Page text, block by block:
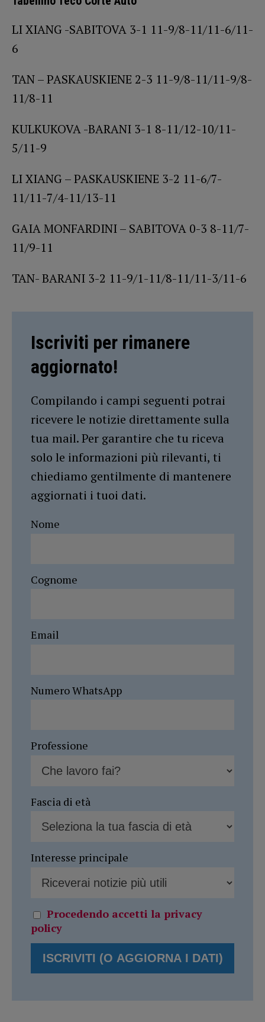
LI XIANG -SABITOVA 3-1 11-9/8-11/11-6/11-
6
TAN – PASKAUSKIENE 2-3 11-9/8-11/11-9/8-
11/8-11
KULKUKOVA -BARANI 3-1 8-11/12-10/11-
5/11-9
LI XIANG – PASKAUSKIENE 3-2 11-6/7-
11/11-7/4-11/13-11
GAIA MONFARDINI – SABITOVA 0-3 8-11/7-
11/9-11
TAN- BARANI 3-2 11-9/1-11/8-11/11-3/11-6
Iscriviti per rimanere
aggiornato!
Compilando i campi seguenti potrai
ricevere le notizie direttamente sulla
tua mail. Per garantire che tu riceva
solo le informazioni più rilevanti, ti
chiediamo gentilmente di mantenere
aggiornati i tuoi dati.
Nome
Cognome
Email
Numero WhatsApp
Professione
Fascia di età
Interesse principale
Procedendo accetti la privacy
policy